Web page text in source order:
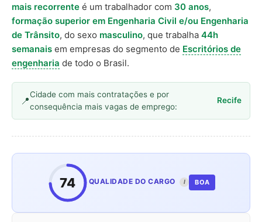
mais recorrente é um trabalhador com 30 anos,
formação superior em Engenharia Civil e/ou Engenharia
de Trânsito, do sexo masculino, que trabalha 44h
semanais em empresas do segmento de Escritórios de
engenharia de todo o Brasil.
Cidade com mais contratações e por
consequência mais vagas de emprego:
Recife
74 QUALIDADE DO CARGO I BOA